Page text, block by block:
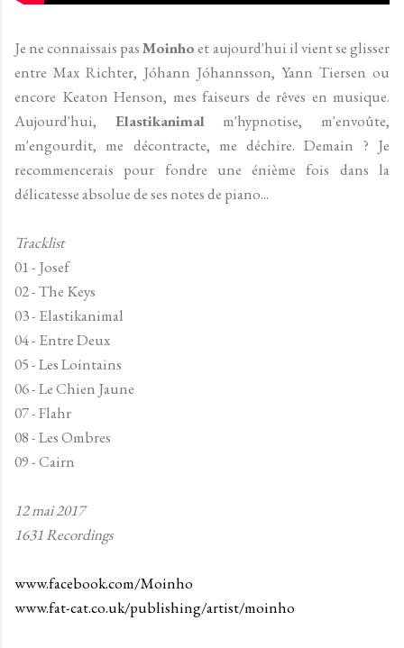
Je ne connaissais pasMoinhoetaujourd'hui il vient se glisser
entre Max Richter, Jóhann Jóhannsson, Yann Tiersen ou
encore Keaton Henson, mes faiseurs de rêves en musique.
Aujourd'hui, Elastikanimal m'hypnotise, m'envoûte,
m'engourdit, me décontracte, me déchire. Demain ? Je
recommencerais pour fondre une énième fois dans la
délicatesse absolue de ses notes de piano...
Tracklist
01 - Josef
02 - The Keys
03 - Elastikanimal
04 - Entre Deux
05 - Les Lointains
06 - Le Chien Jaune
07 - Flahr
08 - Les Ombres
09 - Cairn
12 mai 2017
1631 Recordings
www.facebook.com/Moinho
www.fat-cat.co.uk/publishing/artist/moinho